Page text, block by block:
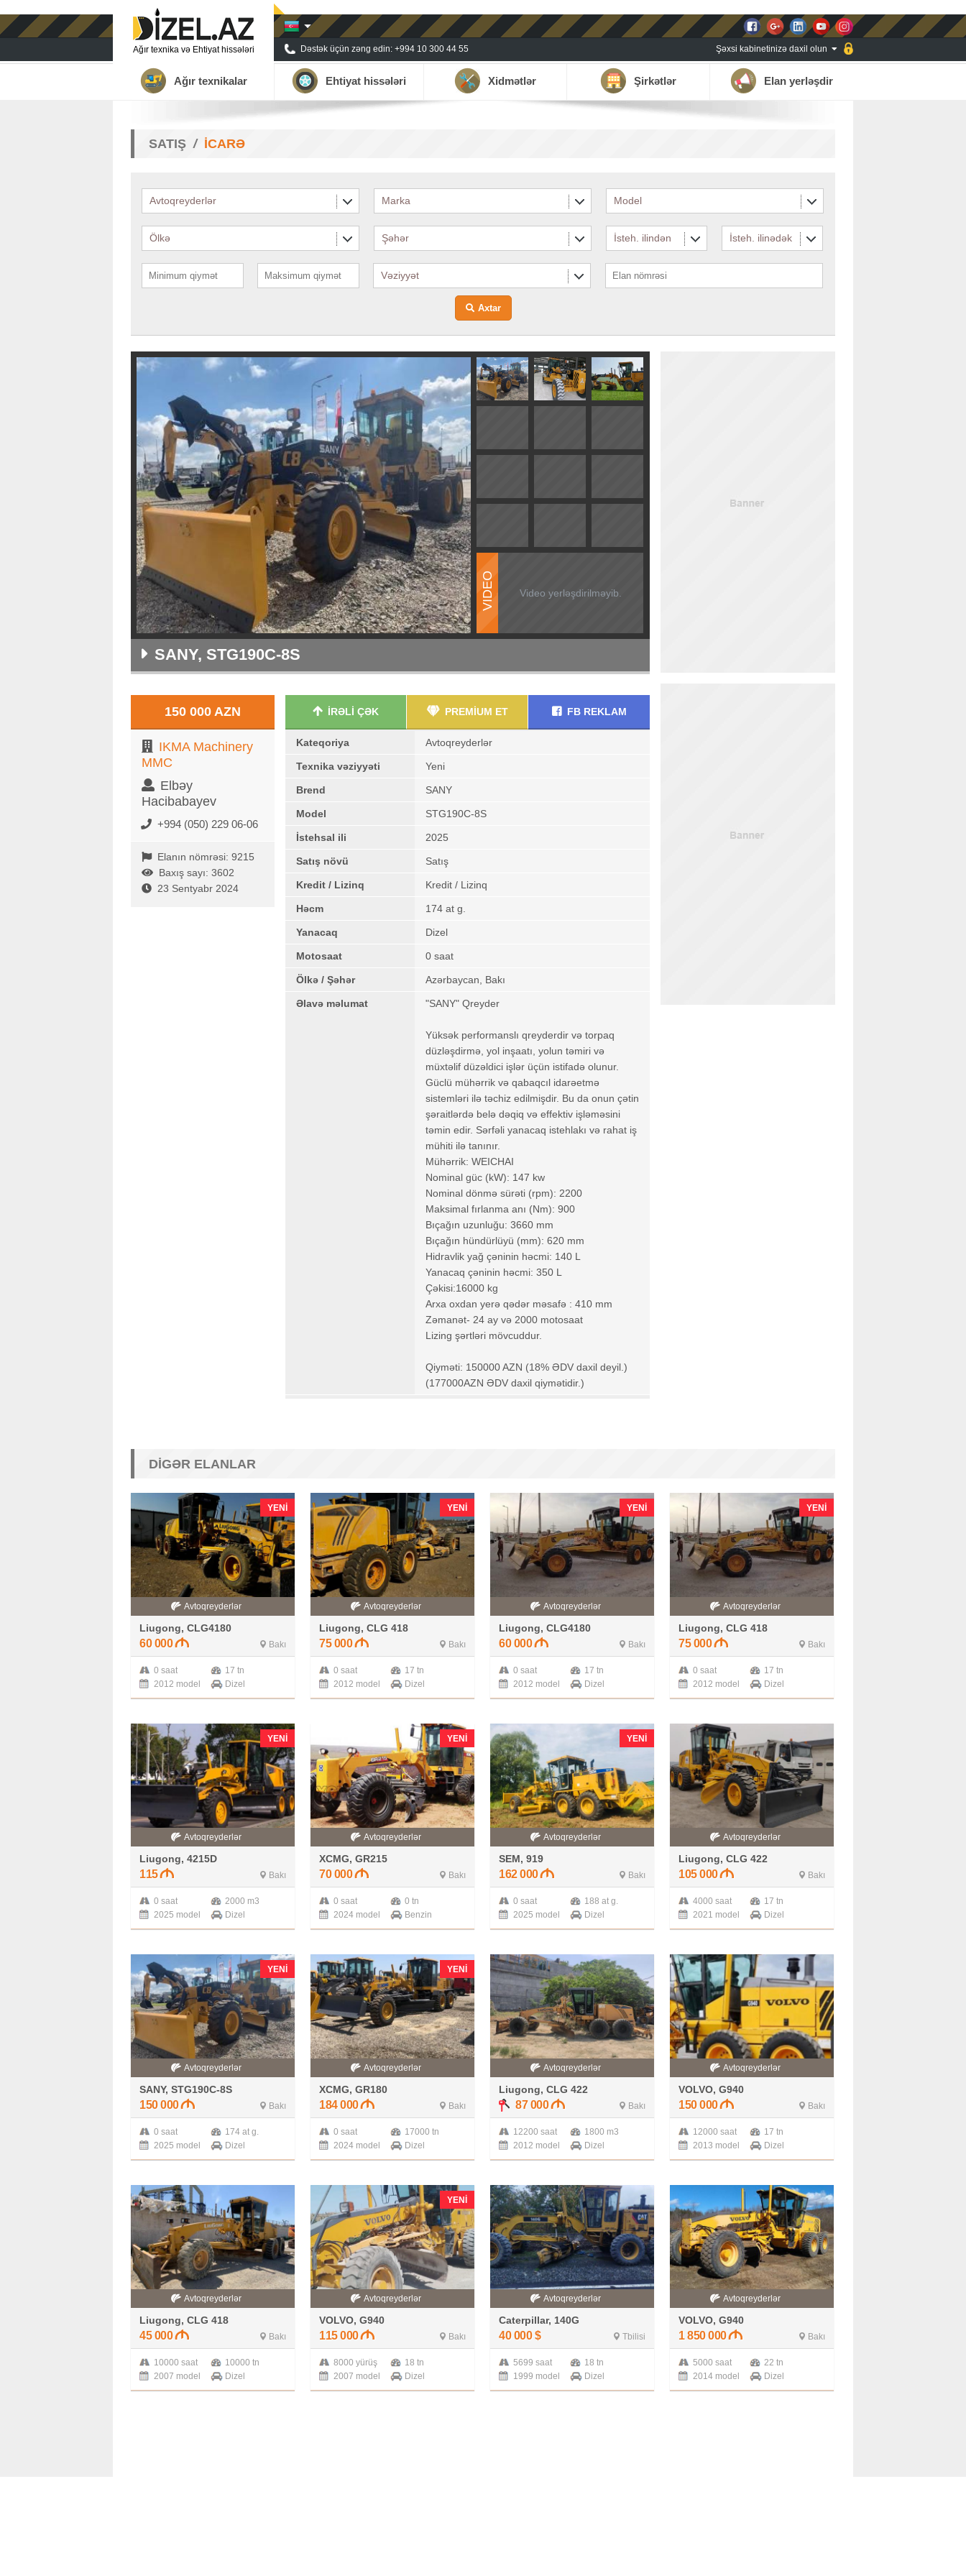
Ağır texnika və Ehtiyat hissələri Dəstək üçün zəng edin: +994 10 300 44 55 Şəxsi kabinetinizə daxil olun
Ağır texnikalar Ehtiyat hissələri Xidmətlər Şirkətlər Elan yerləşdir
SATIŞ İCARƏ
Avtoqreyderlər Marka Model
Ölkə Şəhər İsteh. ilindən İsteh. ilinədək
Vəziyyət
Axtar
VIDEO Video yerləşdirilməyib.
SANY, STG190C-8S
150 000 AZN
IKMA Machinery
MMC
Elbəy
Hacibabayev
+994 (050) 229 06-06
Elanın nömrəsi: 9215
Baxış sayı: 3602
23 Sentyabr 2024
İRƏLİ ÇƏK PREMİUM ET FB REKLAM
Kateqoriya Avtoqreyderlər
Texnika vəziyyəti Yeni
Brend SANY
Model STG190C-8S
İstehsal ili 2025
Satış növü Satış
Kredit / Lizinq Kredit / Lizinq
Həcm 174 at g.
Yanacaq Dizel
Motosaat 0 saat
Ölkə / Şəhər Azərbaycan, Bakı
Əlavə məlumat "SANY" Qreyder
Yüksək performanslı qreyderdir və torpaq
düzləşdirmə, yol inşaatı, yolun təmiri və
müxtəlif düzəldici işlər üçün istifadə olunur.
Güclü mühərrik və qabaqcıl idarəetmə
sistemləri ilə təchiz edilmişdir. Bu da onun çətin
şəraitlərdə belə dəqiq və effektiv işləməsini
təmin edir. Sərfəli yanacaq istehlakı və rahat iş
mühiti ilə tanınır.
Mühərrik: WEICHAI
Nominal güc (kW): 147 kw
Nominal dönmə sürəti (rpm): 2200
Maksimal fırlanma anı (Nm): 900
Bıçağın uzunluğu: 3660 mm
Bıçağın hündürlüyü (mm): 620 mm
Hidravlik yağ çəninin həcmi: 140 L
Yanacaq çəninin həcmi: 350 L
Çəkisi:16000 kg
Arxa oxdan yerə qədər məsafə : 410 mm
Zəmanət- 24 ay və 2000 motosaat
Lizing şərtləri mövcuddur.
Qiyməti: 150000 AZN (18% ƏDV daxil deyil.)
(177000AZN ƏDV daxil qiymətidir.)
DIGƏR ELANLAR
YENI
Avtoqreyderlər
Liugong, CLG4180
60 000 Bakı
0 saat
17 tn
2012 model
Dizel
YENI
Avtoqreyderlər
Liugong, CLG 418
75 000 Bakı
0 saat
17 tn
2012 model
Dizel
YENI
Avtoqreyderlər
Liugong, CLG4180
60 000 Bakı
0 saat
17 tn
2012 model
Dizel
YENI
Avtoqreyderlər
Liugong, CLG 418
75 000 Bakı
0 saat
17 tn
2012 model
Dizel
YENI
Avtoqreyderlər
Liugong, 4215D
115 Bakı
0 saat
2000 m3
2025 model
Dizel
YENI
Avtoqreyderlər
XCMG, GR215
70 000 Bakı
0 saat
0 tn
2024 model
Benzin
YENI
Avtoqreyderlər
SEM, 919
162 000 Bakı
0 saat
188 at g.
2025 model
Dizel
Avtoqreyderlər
Liugong, CLG 422
105 000 Bakı
4000 saat
17 tn
2021 model
Dizel
YENI
Avtoqreyderlər
SANY, STG190C-8S
150 000 Bakı
0 saat
174 at g.
2025 model
Dizel
YENI
Avtoqreyderlər
XCMG, GR180
184 000 Bakı
0 saat
17000 tn
2024 model
Dizel
Avtoqreyderlər
Liugong, CLG 422
87 000 Bakı
12200 saat
1800 m3
2012 model
Dizel
Avtoqreyderlər
VOLVO, G940
150 000 Bakı
12000 saat
17 tn
2013 model
Dizel
Avtoqreyderlər
Liugong, CLG 418
45 000 Bakı
10000 saat
10000 tn
2007 model
Dizel
YENI
Avtoqreyderlər
VOLVO, G940
115 000 Bakı
8000 yürüş
18 tn
2007 model
Dizel
Avtoqreyderlər
Caterpillar, 140G
40 000 $ Tbilisi
5699 saat
18 tn
1999 model
Dizel
Avtoqreyderlər
VOLVO, G940
1 850 000 Bakı
5000 saat
22 tn
2014 model
Dizel